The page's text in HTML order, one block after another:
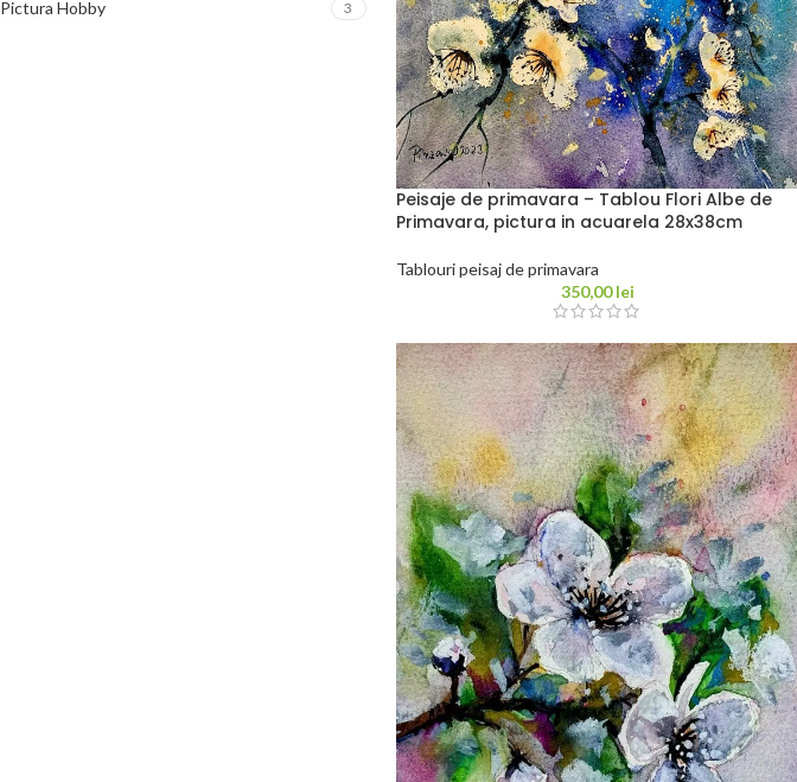
Pictura Hobby 3
Peisaje de primavara – Tablou Flori Albe de
Primavara, pictura in acuarela 28x38cm
Tablouri peisaj de primavara
350,00lei